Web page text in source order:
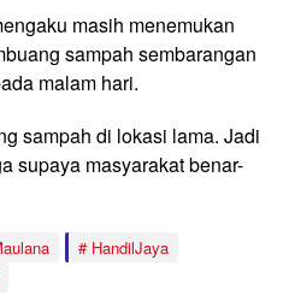
masih menemukan
sampah sembarangan
malam hari.
sampah di lokasi lama. Jadi
supaya masyarakat benar-
HandilJaya